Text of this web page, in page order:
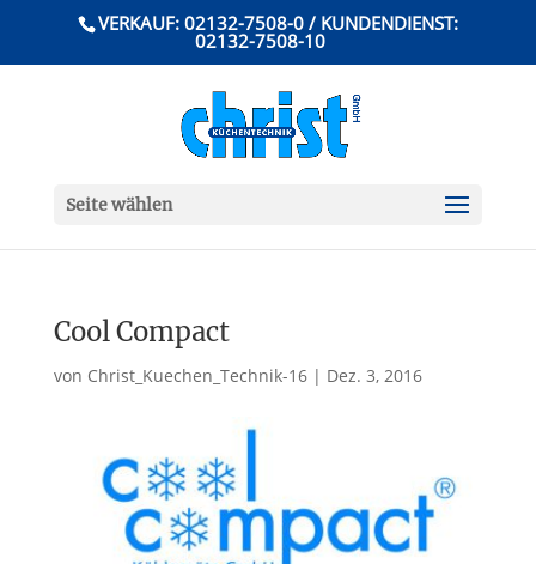
VERKAUF: 02132-7508-0 / KUNDENDIENST:
02132-7508-10
Seite wählen
Cool Compact
von Christ_Kuechen_Technik-16| Dez. 3, 2016